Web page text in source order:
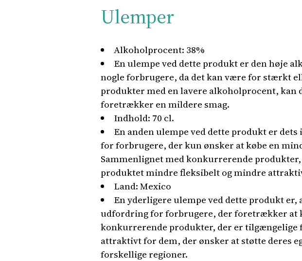
Ulemper
Alkoholprocent: 38%
En ulempe ved dette produkt er den høje
nogle forbrugere, da det kan være for stærkt
produkter med en lavere alkoholprocent,
foretrækker en mildere smag.
Indhold: 70 cl.
En anden ulempe ved dette produkt er
for forbrugere, der kun ønsker at købe en
Sammenlignet med konkurrerende
produktet mindre fleksibelt og mindre
Land: Mexico
En yderligere ulempe ved dette produkt
udfordring for forbrugere, der foretrækker at
konkurrerende produkter, der er tilgængelige
attraktivt for dem, der ønsker at støtte deres
forskellige regioner.